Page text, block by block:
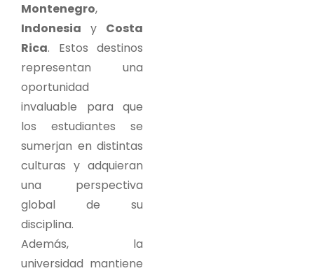
Montenegro,
Indonesia y Costa
Rica. Estos destinos
representan una
oportunidad
invaluable para que
los estudiantes se
sumerjan en distintas
culturas y adquieran
una perspectiva
global de su
disciplina.
Además, la
universidad mantiene